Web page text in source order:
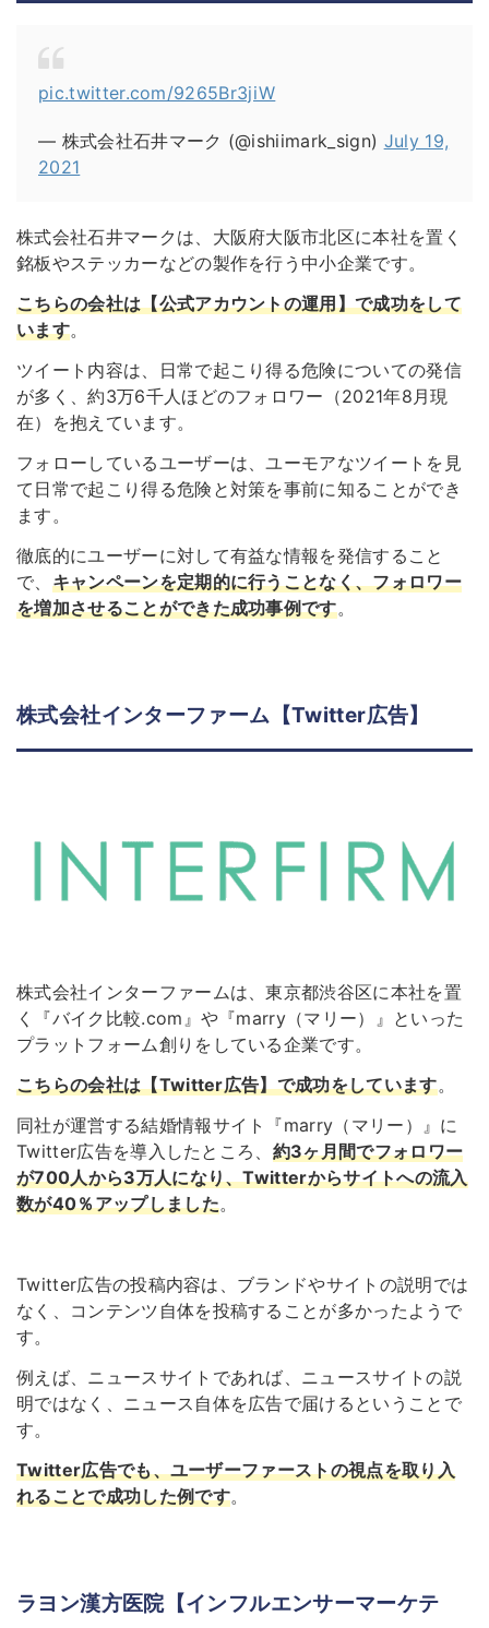
pic.twitter.com/9265Br3jiW
— 株式会社石井マーク (@ishiimark_sign) July 19,
2021
株式会社石井マークは、大阪府大阪市北区に本社を置く
銘板やステッカーなどの製作を行う中小企業です。
こちらの会社は【公式アカウントの運用】で成功をして
います。
ツイート内容は、日常で起こり得る危険についての発信
が多く、約3万6千人ほどのフォロワー（2021年8月現
在）を抱えています。
フォローしているユーザーは、ユーモアなツイートを見
て日常で起こり得る危険と対策を事前に知ることができ
ます。
徹底的にユーザーに対して有益な情報を発信すること
で、 キャンペーンを定期的に行うことなく、フォロワー
を増加させることができた成功事例です。
株式会社インターファーム【Twitter広告】
株式会社インターファームは、東京都渋谷区に本社を置
く『バイク比較.com』や『marry（マリー）』といった
プラットフォーム創りをしている企業です。
こちらの会社は【Twitter広告】で成功をしています。
同社が運営する結婚情報サイト『marry（マリー）』に
Twitter広告を導入したところ、 約3ヶ月間でフォロワー
が700人から3万人になり、Twitterからサイトへの流入
数が40％アップしました。
Twitter広告の投稿内容は、ブランドやサイトの説明では
なく、コンテンツ自体を投稿することが多かったようで
す。
例えば、ニュースサイトであれば、ニュースサイトの説
明ではなく、ニュース自体を広告で届けるということで
す。
Twitter広告でも、ユーザーファーストの視点を取り入
れることで成功した例です。
ラヨン漢方医院【インフルエンサーマーケテ